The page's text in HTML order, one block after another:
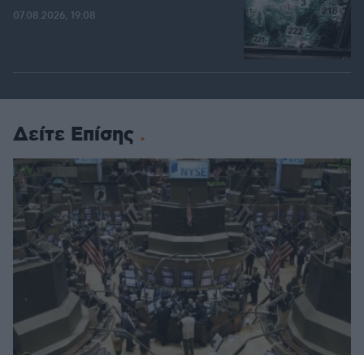
07.08.2026, 19:08
Δείτε Επίσης